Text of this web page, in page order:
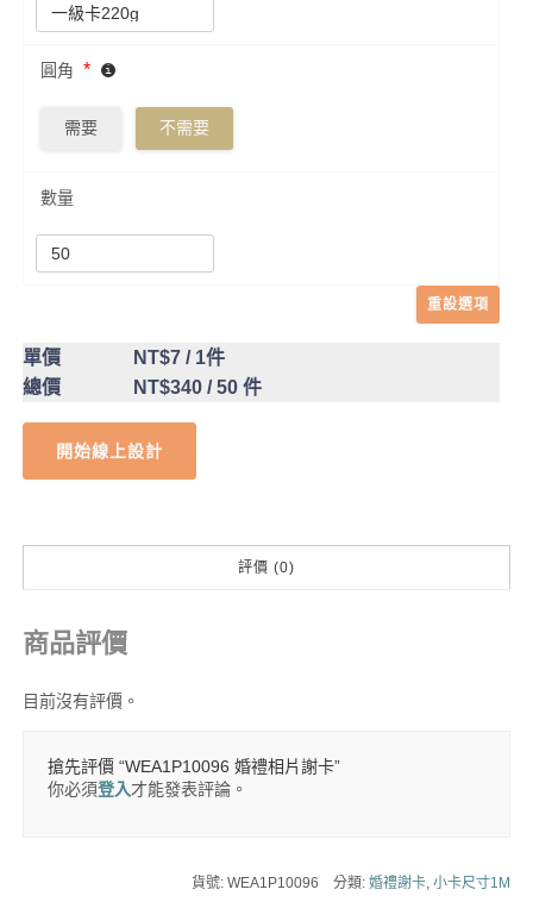
圓角 *
需要 不需要
數量
重設選項
單價 NT$7/ 1件
總價
NT$340/ 50 件
開始線上設計
評價 (0)
商品評價
目前沒有評價。
搶先評價 “WEA1P10096 婚禮相片謝卡”
你必須登入才能發表評論。
貨號:WEA1P10096 分類:婚禮謝卡 ,小卡尺寸1M